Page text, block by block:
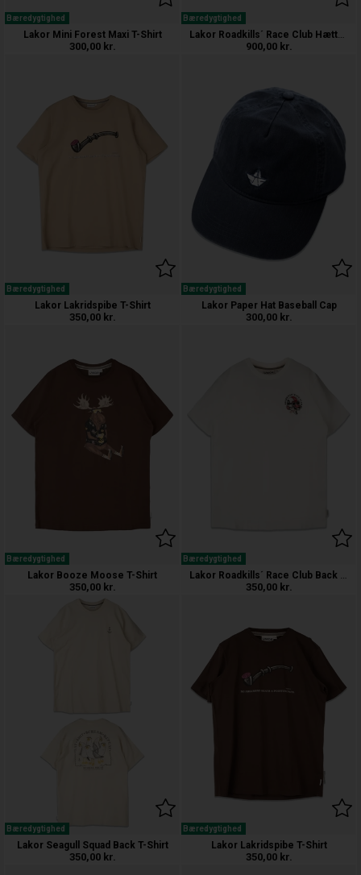
Bæredygtighed
Lakor Mini Forest Maxi T-Shirt
300,00 kr.
Bæredygtighed
Lakor Roadkills´ Race Club Hættetrøj
900,00 kr.
Bæredygtighed
Lakor Lakridspibe T-Shirt
350,00 kr.
Bæredygtighed
Lakor Paper Hat Baseball Cap
300,00 kr.
Bæredygtighed
Lakor Booze Moose T-Shirt
350,00 kr.
Bæredygtighed
Lakor Roadkills´ Race Club Back T-Sh
350,00 kr.
Bæredygtighed
Lakor Seagull Squad Back T-Shirt
350,00 kr.
Bæredygtighed
Lakor Lakridspibe T-Shirt
350,00 kr.